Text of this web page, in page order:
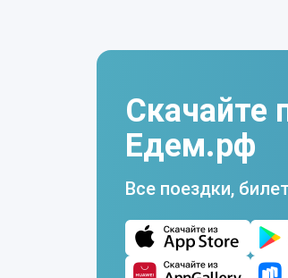
Скачайте
Едем.рф
Все поездки,